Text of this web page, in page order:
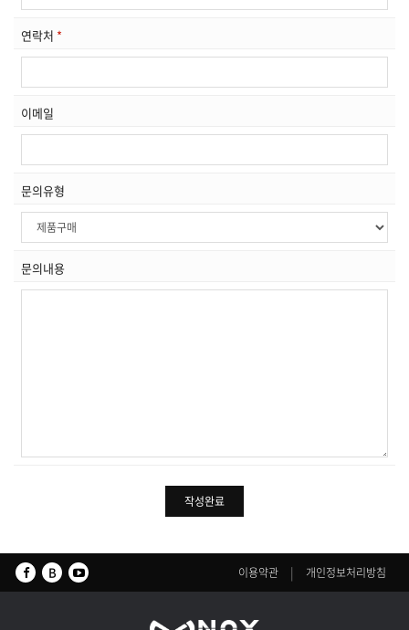
연락처 *
이메일
문의유형
문의내용
B 이용약관 | 개인정보처리방침